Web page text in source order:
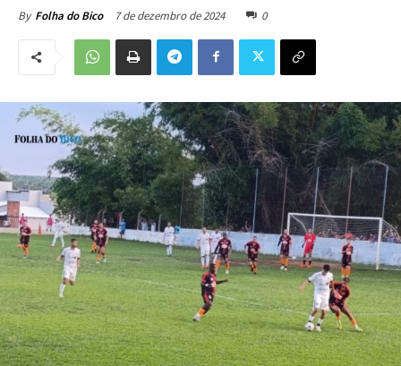
By Folha do Bico 7 de dezembro de 2024 0